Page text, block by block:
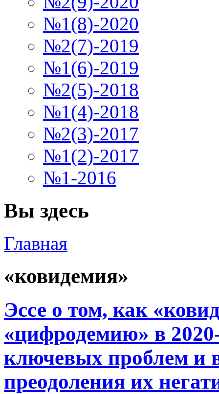
№1(8)-2020
№2(7)-2019
№1(6)-2019
№2(5)-2018
№1(4)-2018
№2(3)-2017
№1(2)-2017
№1-2016
Вы здесь
Главная
«ковидемия»
Эссе о том, как
«цифродемию» в
ключевых проблем и
преодоления их